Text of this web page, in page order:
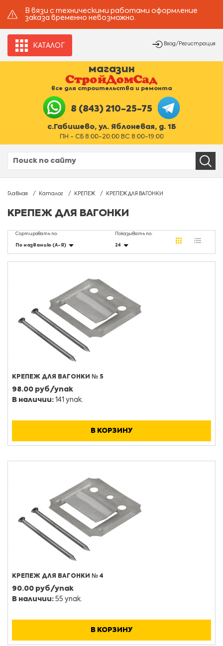
В вязи с техническими работами оформление
заказа временно невозможно.
КАТАЛОГ Вход/Регистрация
магазин
все для строительства и ремонта
8 (843) 210-25-75
с.Габишево, ул. Яблоневая, д. 1Б
ПН - СБ 8:00-20:00 ВС 8:00-19:00
Главная Каталог КРЕПЕЖ КРЕПЕЖ ДЛЯ ВАГОНКИ
КРЕПЕЖ ДЛЯ ВАГОНКИ
Сортировать по:
По названию (А-Я)
Показывать по:
24
КРЕПЕЖ ДЛЯ ВАГОНКИ № 5
98.00 руб/упак
В наличии: 141 упак.
В КОРЗИНУ
КРЕПЕЖ ДЛЯ ВАГОНКИ № 4
90.00 руб/упак
В наличии: 55 упак.
В КОРЗИНУ